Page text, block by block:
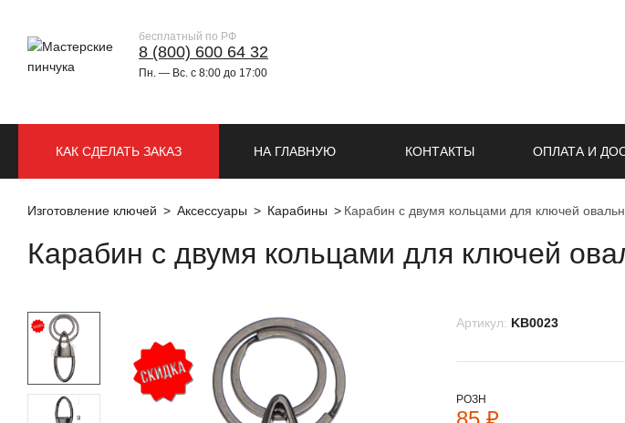
бесплатный по РФ
8 (800) 600 64 32
Пн. — Вс. с 8:00 до 17:00
НА ГЛАВНУЮ КОНТАКТЫ ОПЛАТА И
КАК СДЕЛАТЬ ЗАКАЗ
Изготовление ключей Аксессуары Карабины Карабин с двумя кольцами для ключей
Карабин с двумя кольцами для ключей
Артикул: KB0023
РОЗН